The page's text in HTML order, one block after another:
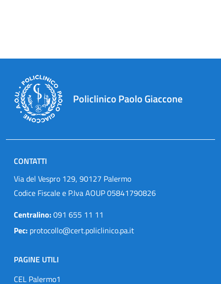
Policlinico Paolo Giaccone
CONTATTI
Via del Vespro 129, 90127 Palermo
Codice Fiscale e P.Iva AOUP 05841790826
Centralino:091 655 11 11
Pec: protocollo@cert.policlinico.pa.it
PAGINE UTILI
CEL Palermo1